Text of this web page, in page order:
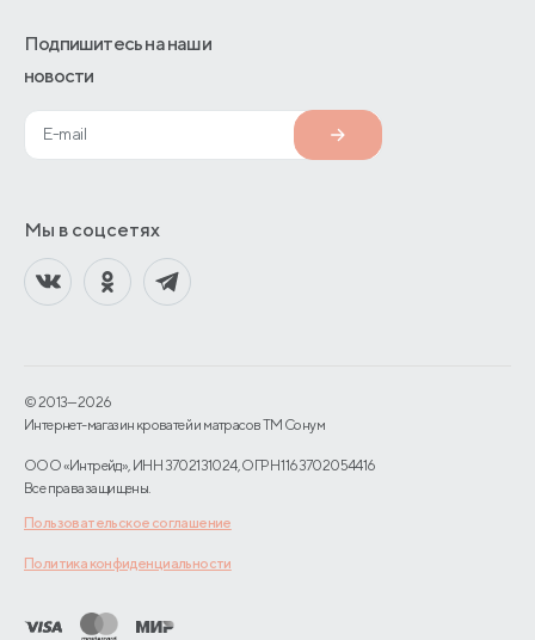
Подпишитесь на наши
новости
Мы в соцсетях
© 2013—2026
Интернет-магазин кроватей и матрасов TM Сонум
ООО «Интрейд», ИНН 3702131024, ОГРН 1163702054416
Все права защищены.
Пользовательское соглашение
Политика конфиденциальности